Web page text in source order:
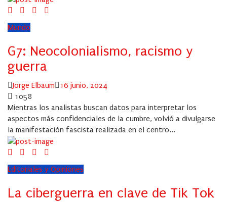
Mundo
G7: Neocolonialismo, racismo y
guerra
Author
Jorge Elbaum
Posted
16 junio, 2024
1058
Mientras los analistas buscan datos para interpretar los
aspectos más confidenciales de la cumbre, volvió a divulgarse
la manifestación fascista realizada en el centro...
Editoriales y Opiniones
La ciberguerra en clave de Tik Tok